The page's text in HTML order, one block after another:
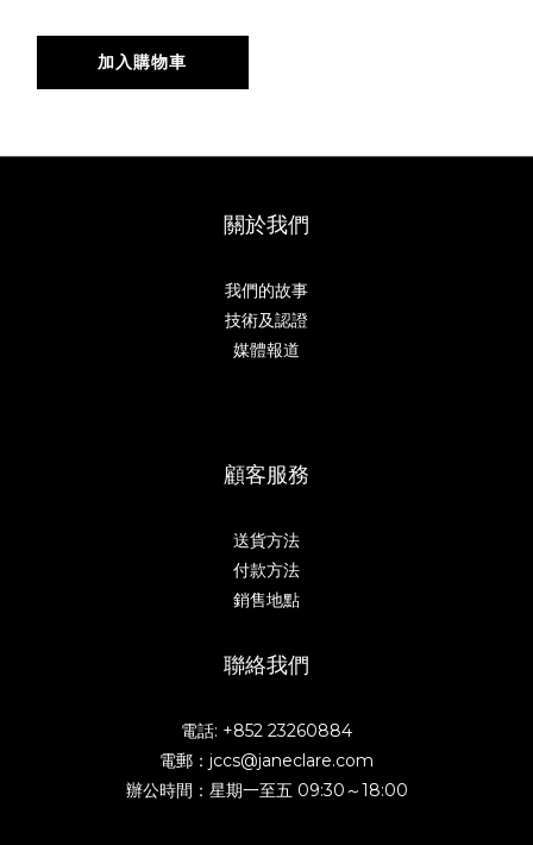
加入購物車
關於我們
我們的故事
技術及認證
媒體報道
顧客服務
送貨方法
付款方法
銷售地點
聯絡我們
電話: +852 23260884
電郵：jccs@janeclare.com
辦公時間：星期一至五 09:30～18:00